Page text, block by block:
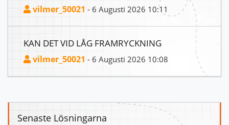
vilmer_50021 - 6 Augusti 2026 10:11
KAN DET VID LÅG FRAMRYCKNING
vilmer_50021 - 6 Augusti 2026 10:08
Senaste Lösningarna